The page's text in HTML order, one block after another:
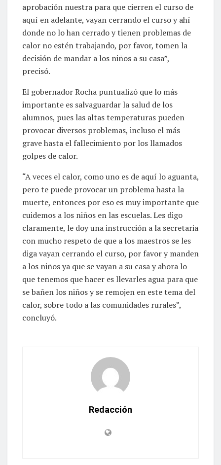
aprobación nuestra para que cierren el curso de
aquí en adelante, vayan cerrando el curso y ahí
donde no lo han cerrado y tienen problemas de
calor no estén trabajando, por favor, tomen la
decisión de mandar a los niños a su casa”,
precisó.
El gobernador Rocha puntualizó que lo más
importante es salvaguardar la salud de los
alumnos, pues las altas temperaturas pueden
provocar diversos problemas, incluso el más
grave hasta el fallecimiento por los llamados
golpes de calor.
“A veces el calor, como uno es de aquí lo aguanta,
pero te puede provocar un problema hasta la
muerte, entonces por eso es muy importante que
cuidemos a los niños en las escuelas. Les digo
claramente, le doy una instrucción a la secretaria
con mucho respeto de que a los maestros se les
diga vayan cerrando el curso, por favor y manden
a los niños ya que se vayan a su casa y ahora lo
que tenemos que hacer es llevarles agua para que
se bañen los niños y se remojen en este tema del
calor, sobre todo a las comunidades rurales”,
concluyó.
Redacción